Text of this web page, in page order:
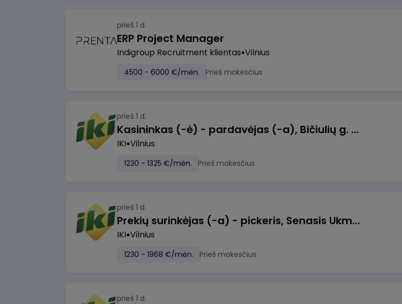
prieš 1 d.
ERP Project Manager
Indigroup Recruitment klientas Vilnius
4500 - 6000 €/mėn. Prieš mokesčius
prieš 1 d.
Kasininkas (-ė) - pardavėjas (-a), Bičiulių g. 36, Bukiškis, Vilnius
IKI Vilnius
1230 - 1325 €/mėn. Prieš mokesčius
prieš 1 d.
Prekių surinkėjas (-a) - pickeris, Senasis Ukmergės kelias 8, Avižieniai
IKI Vilnius
1230 - 1968 €/mėn. Prieš mokesčius
prieš 1 d.